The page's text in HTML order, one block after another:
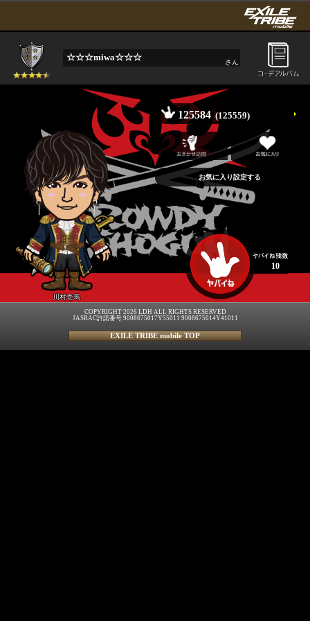
☆☆☆miwa☆☆☆ さん
川村壱馬
125584 (125559)
10
COPYRIGHT 2026 LDH ALL RIGHTS RESERVED
JASRAC許諾番号 9008675017Y55011 9008675014Y41011
EXILE TRIBE mobile TOP